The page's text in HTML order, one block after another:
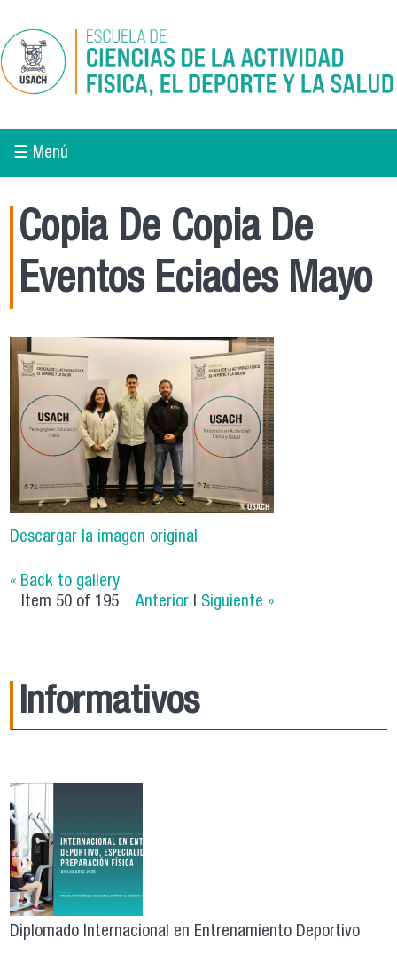
☰ Menú
Copia De Copia De
Eventos Eciades Mayo
Descargar la imagen original
« Back to gallery
Item 50 of 195
Anterior Siguiente »
Informativos
Diplomado Internacional en Entrenamiento Deportivo